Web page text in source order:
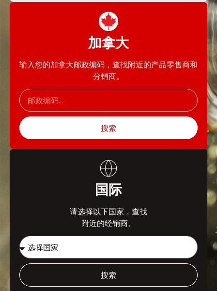
加拿大
输入您的加拿大邮政编码，查找附近的产品零售商和
分销商。
搜索
国际
请选择以下国家，查找
附近的经销商。
搜索